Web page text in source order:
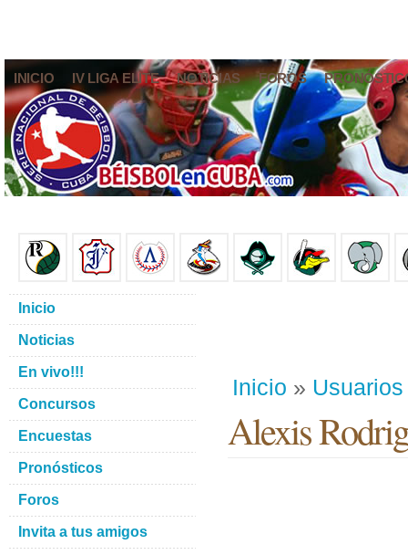
INICIO IV LIGA ELITE NOTICIAS FOROS
Inicio » Usuarios
Alexis
Inicio
Noticias
En vivo!!!
Concursos
Encuestas
Pronósticos
Foros
Invita a tus amigos